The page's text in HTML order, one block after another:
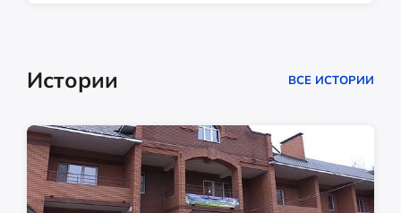
Истории ВСЕ ИСТОРИИ